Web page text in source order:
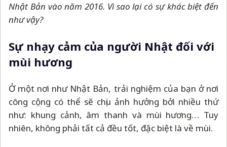
Nhật Bản vào năm 2016. Vì sao lại có sự khác biệt đến
như vậy?
Sự nhạy cảm của người Nhật đối với
mùi hương
Ở một nơi như Nhật Bản, trải nghiệm của bạn ở nơi
công cộng có thể sẽ chịu ảnh hưởng bởi nhiều thứ
như: khung cảnh, âm thanh và mùi hương… Tuy
nhiên, không phải tất cả đều tốt, đặc biệt là về mùi.